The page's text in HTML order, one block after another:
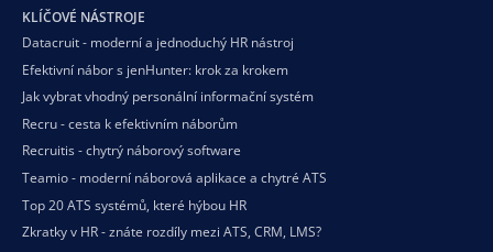
KLÍČOVÉ NÁSTROJE
Datacruit - moderní a jednoduchý HR nástroj
Efektivní nábor s jenHunter: krok za krokem
Jak vybrat vhodný personální informační systém
Recru - cesta k efektivním náborům
Recruitis - chytrý náborový software
Teamio - moderní náborová aplikace a chytré ATS
Top 20 ATS systémů, které hýbou HR
Zkratky v HR - znáte rozdíly mezi ATS, CRM, LMS?